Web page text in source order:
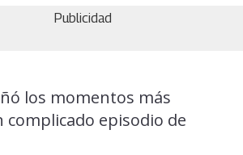
Publicidad
los momentos más
complicado episodio de